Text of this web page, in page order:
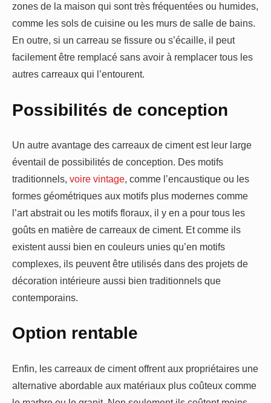
zones de la maison qui sont très fréquentées ou humides,
comme les sols de cuisine ou les murs de salle de bains.
En outre, si un carreau se fissure ou s’écaille, il peut
facilement être remplacé sans avoir à remplacer tous les
autres carreaux qui l’entourent.
Possibilités de conception
Un autre avantage des carreaux de ciment est leur large
éventail de possibilités de conception. Des motifs
traditionnels, voire vintage, comme l’encaustique ou les
formes géométriques aux motifs plus modernes comme
l’art abstrait ou les motifs floraux, il y en a pour tous les
goûts en matière de carreaux de ciment. Et comme ils
existent aussi bien en couleurs unies qu’en motifs
complexes, ils peuvent être utilisés dans des projets de
décoration intérieure aussi bien traditionnels que
contemporains.
Option rentable
Enfin, les carreaux de ciment offrent aux propriétaires une
alternative abordable aux matériaux plus coûteux comme